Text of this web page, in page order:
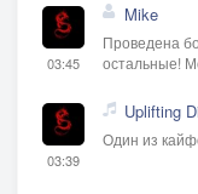
03:45
Mike
Проведена
остальные!
03:39
Uplifting
Один из